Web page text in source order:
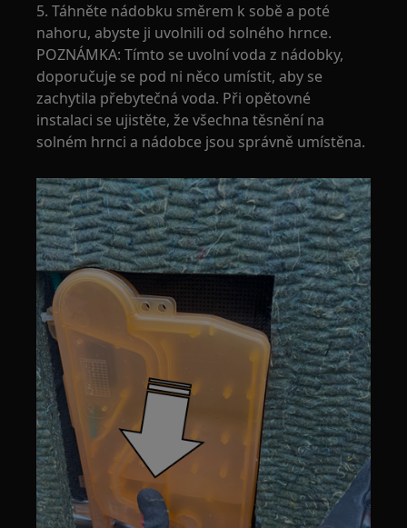
5. Táhněte nádobku směrem k sobě a poté
nahoru, abyste ji uvolnili od solného hrnce.
POZNÁMKA: Tímto se uvolní voda z nádobky,
doporučuje se pod ni něco umístit, aby se
zachytila přebytečná voda. Při opětovné
instalaci se ujistěte, že všechna těsnění na
solném hrnci a nádobce jsou správně umístěna.